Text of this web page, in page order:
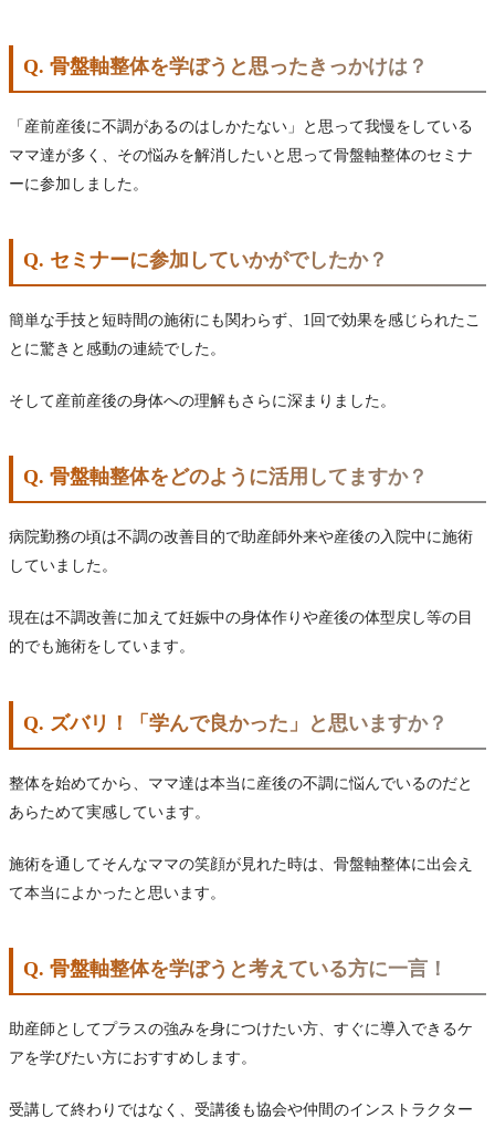
Q. 骨盤軸整体を学ぼうと思ったきっかけは？
「産前産後に不調があるのはしかたない」と思って我慢をしている
ママ達が多く、その悩みを解消したいと思って骨盤軸整体のセミナ
ーに参加しました。
Q. セミナーに参加していかがでしたか？
簡単な手技と短時間の施術にも関わらず、1回で効果を感じられたこ
とに驚きと感動の連続でした。
そして産前産後の身体への理解もさらに深まりました。
Q. 骨盤軸整体をどのように活用してますか？
病院勤務の頃は不調の改善目的で助産師外来や産後の入院中に施術
していました。
現在は不調改善に加えて妊娠中の身体作りや産後の体型戻し等の目
的でも施術をしています。
Q. ズバリ！「学んで良かった」と思いますか？
整体を始めてから、ママ達は本当に産後の不調に悩んでいるのだと
あらためて実感しています。
施術を通してそんなママの笑顔が見れた時は、骨盤軸整体に出会え
て本当によかったと思います。
Q. 骨盤軸整体を学ぼうと考えている方に一言！
助産師としてプラスの強みを身につけたい方、すぐに導入できるケ
アを学びたい方におすすめします。
受講して終わりではなく、受講後も協会や仲間のインストラクター